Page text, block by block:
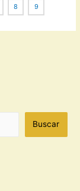
8 9
Buscar